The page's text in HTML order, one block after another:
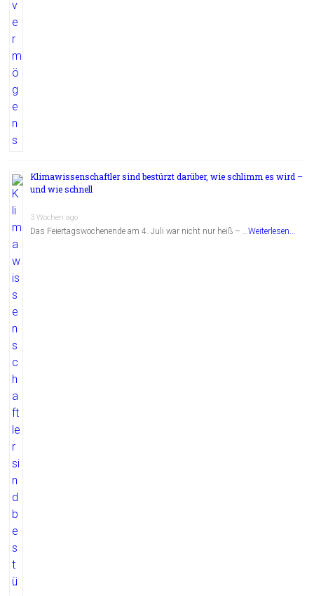
Klimawissenschaftler sind bestürzt darüber, wie schlimm es wird –
und wie schnell
3 Wochen ago
Das Feiertagswochenende am 4. Juli war nicht nur heiß – …Weiterlesen...